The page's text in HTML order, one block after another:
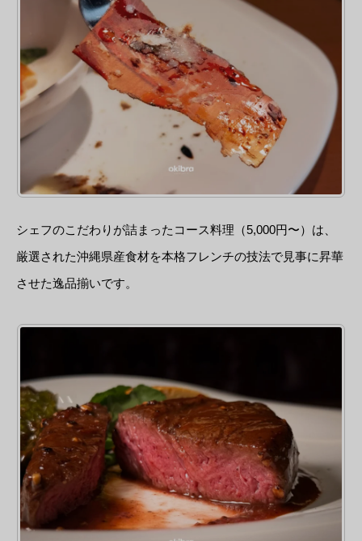
シェフのこだわりが詰まったコース料理（5,000円〜）は、
厳選された沖縄県産食材を本格フレンチの技法で見事に昇華
させた逸品揃いです。